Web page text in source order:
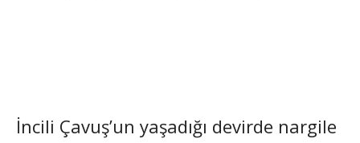
İncili Çavuş’un yaşadığı devirde nargile